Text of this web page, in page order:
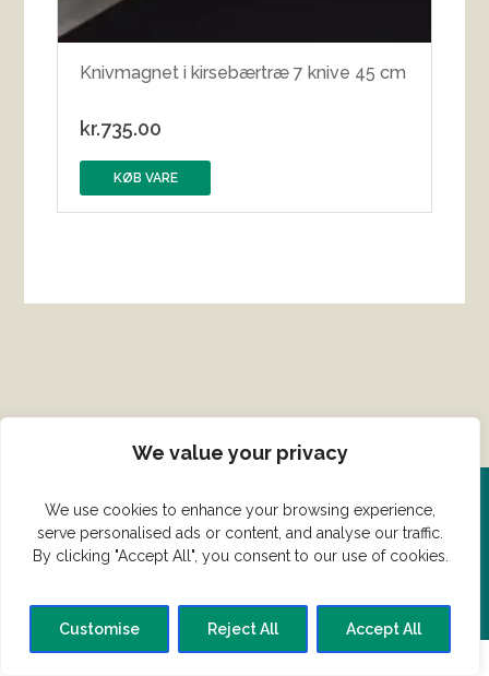
We value your privacy
We use cookies to enhance your browsing experience,
serve personalised ads or content, and analyse our traffic.
By clicking "Accept All", you consent to our use of cookies.
Customise Reject All Accept All
Knivmagnet i kirsebærtræ 7 knive 45 cm
kr.735.00
KØB VARE
Del din ret her!